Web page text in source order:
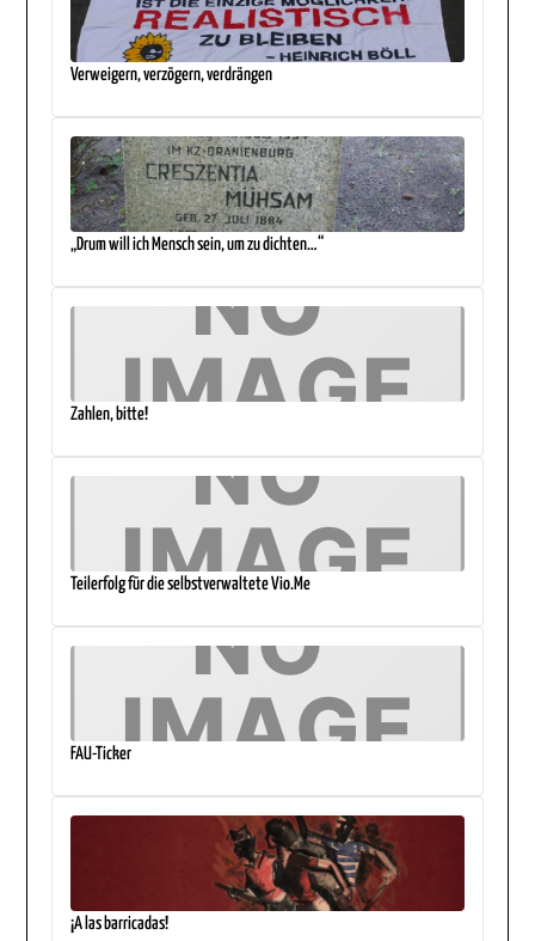
Verweigern, verzögern, verdrängen
„Drum will ich Mensch sein, um zu dichten…“
Zahlen, bitte!
Teilerfolg für die selbstverwaltete Vio.Me
FAU-Ticker
¡A las barricadas!